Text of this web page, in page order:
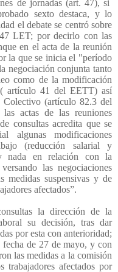
de jornadas (art. 47), si
sexto destaca, y lo
el debate se centró sobre
LET; por decirlo con las
en el acta de la reunión
la que se inicia el "período
negociación conjunta tanto
como de la modificación
( artículo 41 del EETT) así
(artículo 82.3 del
actas de las reuniones
consultas acredita que se
algunas modificaciones
(reducción salarial y
nada en relación con la
las negociaciones
medidas suspensivas y de
afectados”.
la dirección de la
su decisión, tras dar
por esta con anterioridad;
de 27 de mayo, y con
las medidas a la comisión
afectados por